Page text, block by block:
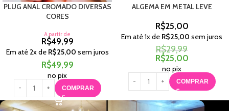
PLUG ANAL CROMADO DIVERSAS
CORES
A partir de
R$49,99
Em até2x de R$25,00 sem juros
R$49,99
no pix
COMPRAR
ALGEMA EM METAL LEVE
R$25,00
Em até1x de R$25,00 sem juros
R$29,99
R$25,00
no pix
COMPRAR